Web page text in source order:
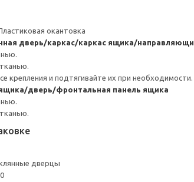
окантовка
дверь/каркас/каркас ящика/
крепления и подтягивайте их при необходимости.
дверь/фронтальная панель ящика
дверцы